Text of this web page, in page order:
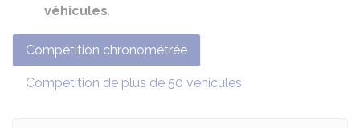
véhicules.
Compétition chronométrée
Compétition de plus de 50 véhicules